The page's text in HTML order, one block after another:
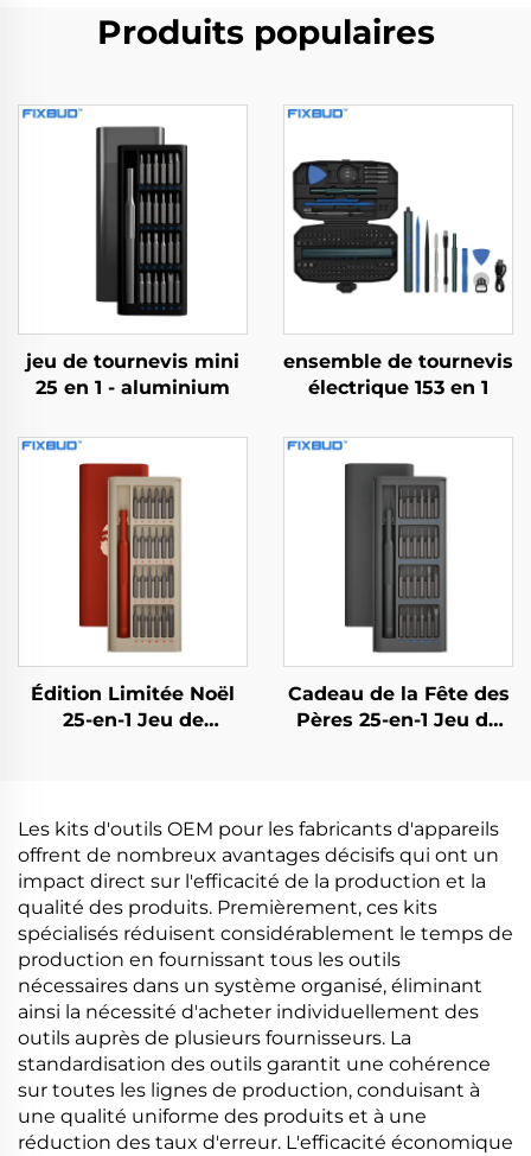
Produits populaires
jeu de tournevis mini
25 en 1 - aluminium
ensemble de tournevis
électrique 153 en 1
Édition Limitée Noël
25-en-1 Jeu de
Cadeau de la Fête des
Pères 25-en-1 Jeu de
Les kits d'outils OEM pour les fabricants d'appareils
offrent de nombreux avantages décisifs qui ont un
impact direct sur l'efficacité de la production et la
qualité des produits. Premièrement, ces kits
spécialisés réduisent considérablement le temps de
production en fournissant tous les outils
nécessaires dans un système organisé, éliminant
ainsi la nécessité d'acheter individuellement des
outils auprès de plusieurs fournisseurs. La
standardisation des outils garantit une cohérence
sur toutes les lignes de production, conduisant à
une qualité uniforme des produits et à une
réduction des taux d'erreur. L'efficacité économique